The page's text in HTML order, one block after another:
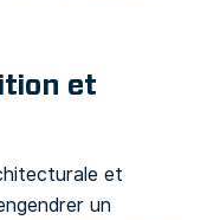
et
et
un